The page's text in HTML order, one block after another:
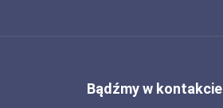
Bądźmy w kontakcie